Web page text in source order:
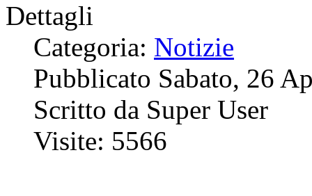
Dettagli
Categoria: Notizie
Pubblicato Sabato, 26
Scritto da Super User
Visite: 5566